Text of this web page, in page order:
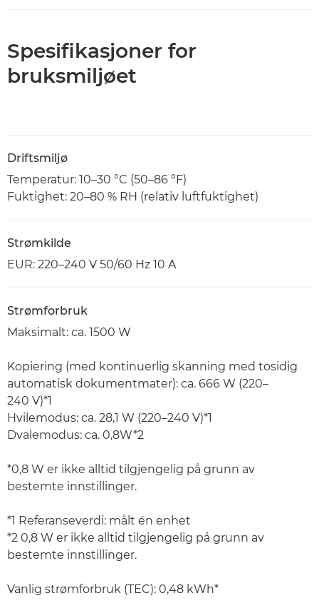
Spesifikasjoner for
bruksmiljøet
Driftsmiljø
Temperatur: 10–30 °C (50–86 °F)
Fuktighet: 20–80 % RH (relativ luftfuktighet)
Strømkilde
EUR: 220–240 V 50/60 Hz 10 A
Strømforbruk
Maksimalt: ca. 1500 W
Kopiering (med kontinuerlig skanning med tosidig
automatisk dokumentmater): ca. 666 W (220–
240 V)*1
Hvilemodus: ca. 28,1 W (220–240 V)*1
Dvalemodus: ca. 0,8W*2
*0,8 W er ikke alltid tilgjengelig på grunn av
bestemte innstillinger.
*1 Referanseverdi: målt én enhet
*2 0,8 W er ikke alltid tilgjengelig på grunn av
bestemte innstillinger.
Vanlig strømforbruk (TEC): 0,48 kWh*